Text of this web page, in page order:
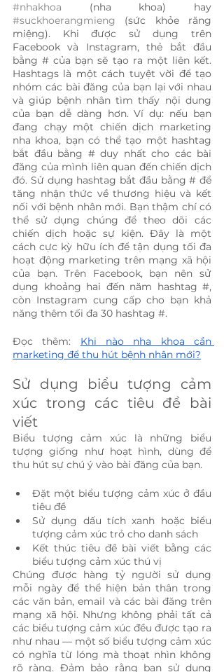
#nhakhoa
#suckhoerangmieng (sức khỏe răng
miệng). Khi được sử dụng trên
Facebook và Instagram, thẻ bắt đầu
bằng # của bạn sẽ tạo ra một liên kết.
Hashtags là một cách tuyệt vời để tạo
nhóm các bài đăng của bạn lại với nhau
và giúp bệnh nhân tìm thấy nội dung
của bạn dễ dàng hơn. Ví dụ: nếu bạn
đang chạy một chiến dịch marketing
nha khoa, bạn có thể tạo một hashtag
bắt đầu bằng # duy nhất cho các bài
đăng của mình liên quan đến chiến dịch
đó. Sử dụng hashtag bắt đầu bằng # để
tăng nhận thức về thương hiệu và kết
nối với bệnh nhân mới. Bạn thậm chí có
thể sử dụng chúng để theo dõi các
chiến dịch hoặc sự kiện. Đây là một
cách cực kỳ hữu ích để tận dụng tối đa
hoạt động marketing trên mạng xã hội
của bạn. Trên Facebook, bạn nên sử
dụng khoảng hai đến năm hashtag #,
còn Instagram cung cấp cho bạn khả
năng thêm tối đa 30 hashtag #.
Đọc thêm: Khi nào nha khoa cần
marketing để thu hút bệnh nhân mới?
Sử dụng biểu tượng cảm
xúc trong các tiêu đề bài
viết
Biểu tượng cảm xúc là những biểu
tượng giống như hoạt hình, dùng để
thu hút sự chú ý vào bài đăng của bạn.
Đặt một biểu tượng cảm xúc ở đầu
tiêu đề
Sử dụng dấu tích xanh hoặc biểu
tượng cảm xúc trỏ cho danh sách
Kết thúc tiêu đề bài viết bằng các
biểu tượng cảm xúc thú vị
Chúng được hàng tỷ người sử dụng
mỗi ngày để thể hiện bản thân trong
các văn bản, email và các bài đăng trên
mạng xã hội. Nhưng không phải tất cả
các biểu tượng cảm xúc đều được tạo ra
như nhau — một số biểu tượng cảm xúc
có nghĩa từ lóng mà thoạt nhìn không
rõ ràng. Đảm bảo rằng bạn sử dụng